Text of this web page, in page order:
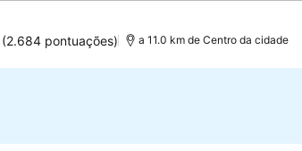
(2.684 pontuações) a 11.0 km de Centro da cidade